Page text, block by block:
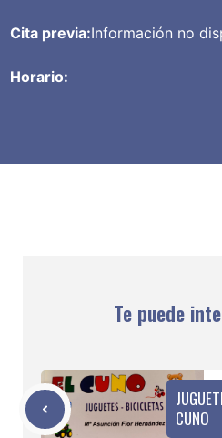
Cita previa:Información no
Horario:
Te puede
CUNO